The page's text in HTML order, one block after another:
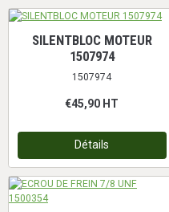
SILENTBLOC MOTEUR
1507974
1507974
€45,90 HT
Détails